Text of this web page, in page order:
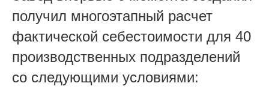
получил многоэтапный расчет
фактической себестоимости для 40
производственных подразделений
со следующими условиями: